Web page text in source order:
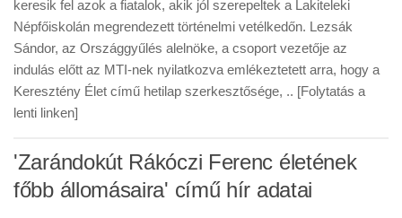
keresik fel azok a fiatalok, akik jól szerepeltek a Lakiteleki
Népfőiskolán megrendezett történelmi vetélkedőn. Lezsák
Sándor, az Országgyűlés alelnöke, a csoport vezetője az
indulás előtt az MTI-nek nyilatkozva emlékeztetett arra, hogy a
Keresztény Élet című hetilap szerkesztősége, .. [Folytatás a
lenti linken]
'Zarándokút Rákóczi Ferenc életének
főbb állomásaira' című hír adatai